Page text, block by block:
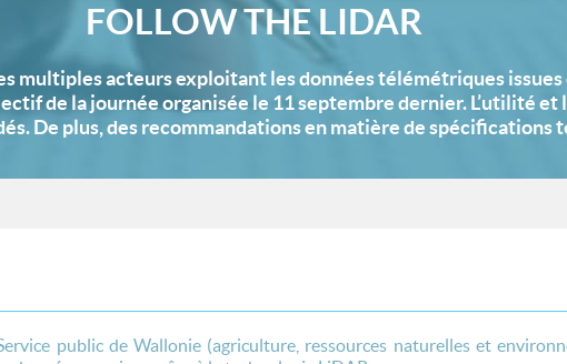
FOLLOW THE LIDAR
multiples acteurs exploitant les données télémétriques issues
de la journée organisée le 11 septembre dernier. L’utilité
De plus, des recommandations en matière de spécifications
public de Wallonie (agriculture, ressources naturelles et